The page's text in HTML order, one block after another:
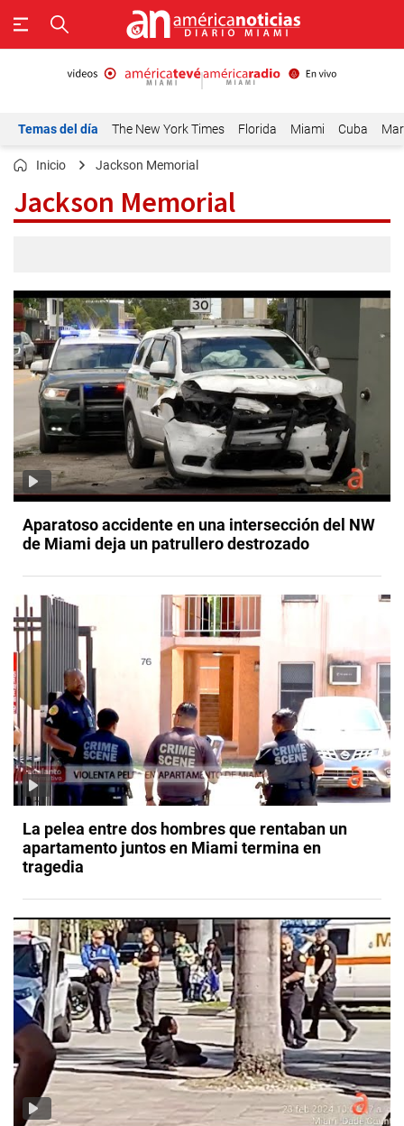
Temas del día The New York Times Florida Miami Cuba
Inicio Jackson Memorial
Jackson Memorial
Aparatoso accidente en una intersección del NW
de Miami deja un patrullero destrozado
La pelea entre dos hombres que rentaban un
apartamento juntos en Miami termina en
tragedia